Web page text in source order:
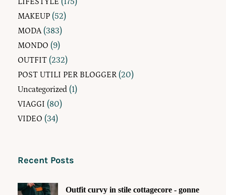
MAKEUP (52)
MODA(383)
MONDO (9)
OUTFIT (232)
POST UTILI PER BLOGGER (20)
Uncategorized (1)
VIAGGI (80)
VIDEO (34)
Recent Posts
Outfit curvy in stile cottagecore - gonne